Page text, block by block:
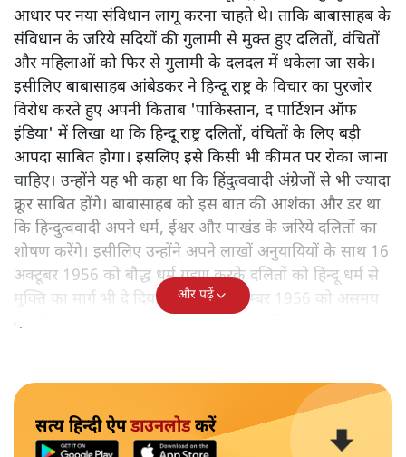
आधार पर नया संविधान लागू करना चाहते थे। ताकि बाबासाहब के
संविधान के जरिये सदियों की गुलामी से मुक्त हुए दलितों, वंचितों
और महिलाओं को फिर से गुलामी के दलदल में धकेला जा सके।
इसीलिए बाबासाहब आंबेडकर ने हिन्दू राष्ट्र के विचार का पुरजोर
विरोध करते हुए अपनी किताब 'पाकिस्तान, द पार्टिशन ऑफ
इंडिया' में लिखा था कि हिन्दू राष्ट्र दलितों, वंचितों के लिए बड़ी
आपदा साबित होगा। इसलिए इसे किसी भी कीमत पर रोका जाना
चाहिए। उन्होंने यह भी कहा था कि हिंदुत्ववादी अंग्रेजों से भी ज्यादा
क्रूर साबित होंगे। बाबासाहब को इस बात की आशंका और डर था
कि हिन्दुत्ववादी अपने धर्म, ईश्वर और पाखंड के जरिये दलितों का
शोषण करेंगे। इसीलिए उन्होंने अपने लाखों अनुयायियों के साथ 16
अक्टूबर 1956 को बौद्ध धर्म ग्रहण करके दलितों को हिन्दू धर्म से
मुक्ति का मार्ग भी दे दिया। लेकिन 6 दिसम्बर 1956 को असमय
मृत्यु के कारण वे बौद्ध धर्म का प्रचार प्रसार नहीं कर सके।
और पढ़ें
सत्य हिन्दी ऐपडाउनलोडकरें